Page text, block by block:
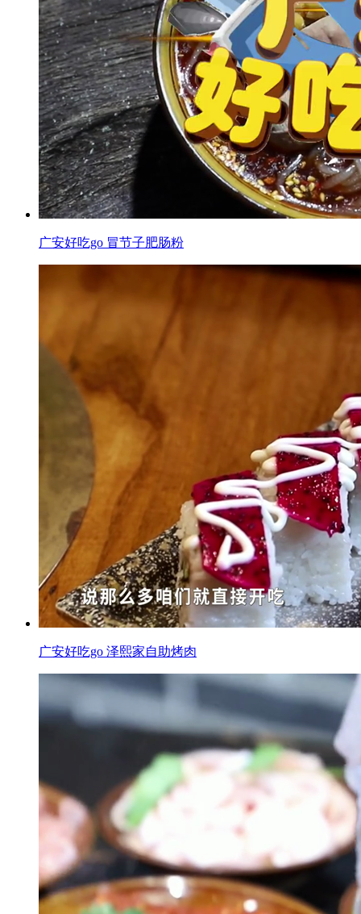
广安好吃go 冒节子肥肠粉
广安好吃go 泽熙家自助烤肉